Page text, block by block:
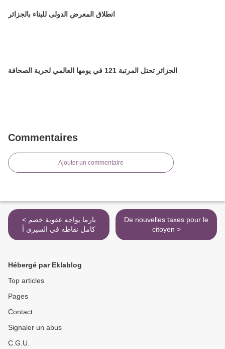
انطلاق المعرض الدولى للبناء بالجزائر
الجزائر تحتل المرتبة 121 في يومها العالمي لحرية الصحافة
Commentaires
Ajouter un commentaire
< بارما يواجه عقوبة خصم
كامل نقاطه في السيري أ
De nouvelles taxes pour le
citoyen >
Hébergé par Eklablog
Top articles
Pages
Contact
Signaler un abus
C.G.U.